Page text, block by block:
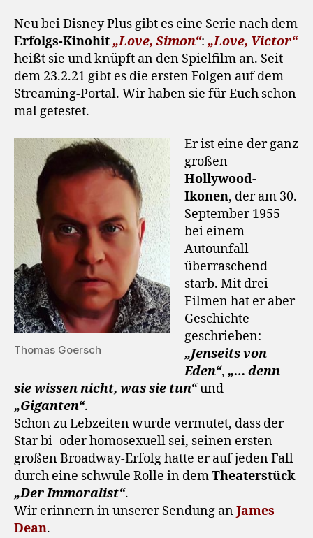
Neu bei Disney Plus gibt es eine Serie nach dem
Erfolgs-Kinohit „Love, Simon“: „Love, Victor“
heißt sie und knüpft an den Spielfilm an. Seit
dem 23.2.21 gibt es die ersten Folgen auf dem
Streaming-Portal. Wir haben sie für Euch schon
mal getestet.
Thomas Goersch
Er ist eine der ganz
großen
Hollywood-
Ikonen, der am 30.
September 1955
bei einem
Autounfall
überraschend
starb. Mit drei
Filmen hat er aber
Geschichte
geschrieben:
„Jenseits von
Eden“, „… denn
sie wissen nicht, was sie tun“und
„Giganten“.
Schon zu Lebzeiten wurde vermutet, dass der
Star bi- oder homosexuell sei, seinen ersten
großen Broadway-Erfolg hatte er auf jeden Fall
durch eine schwule Rolle in demTheaterstück
„Der Immoralist“.
Wir erinnern in unserer Sendung anJames
Dean.